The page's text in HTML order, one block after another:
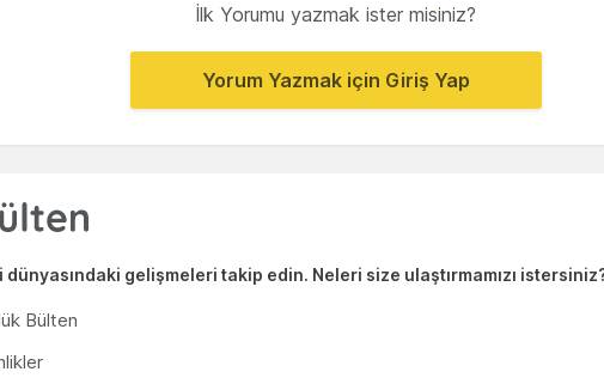
İlk Yorumu yazmak ister misiniz?
Yorum Yazmak için Giriş Yap
dünyasındaki gelişmeleri takip edin. Neleri size ulaştırmamızı
Bülten